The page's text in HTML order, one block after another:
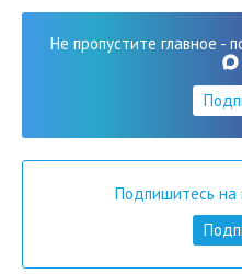
Не пропустите главное -
Подпишитесь на